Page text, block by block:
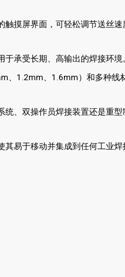
摸屏界面，可轻松调节送丝速
承受长期、高输出的焊接环境
、1.2mm、1.6mm）和多种线
、双操作员焊接装置还是重型
易于移动并集成到任何工业焊